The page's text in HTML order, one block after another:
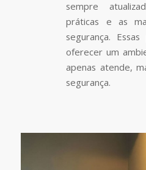
sempre
práticas e as
segurança.
oferecer um
apenas atende,
segurança.